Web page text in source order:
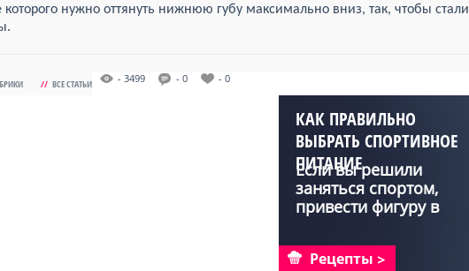
нужно оттянуть нижнюю губу максимально вниз, так, чтобы стали
// ВСЕ СТАТЬИ - 3499 - 0 - 0
КАК ПРАВИЛЬНО
ВЫБРАТЬ СПОРТИВНОЕ
ПИТАНИЕ
Если вы решили
заняться спортом,
привести фигуру в
Рецепты